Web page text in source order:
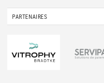
PARTENAIRES